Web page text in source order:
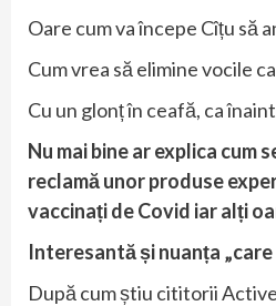
Oare cum va începe Cîțu să
Cum vrea să elimine vocile
Cu un glonț în ceafă, ca
Nu mai bine ar explica cum
reclamă unor produse
vaccinați de Covid iar alți
Interesantă și nuanța „care
După cum știu cititorii